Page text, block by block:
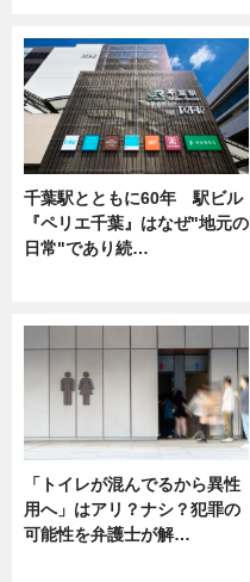
千葉駅とともに60年 駅ビル
『ペリエ千葉』はなぜ"地元の
日常"であり続…
「トイレが混んでるから異性
用へ」はアリ？ナシ？犯罪の
可能性を弁護士が解…